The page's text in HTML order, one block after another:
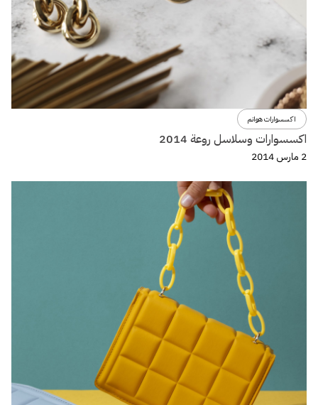
اكسسوارات هوانم
اكسسوارات وسلاسل روعة 2014
2 مارس 2014